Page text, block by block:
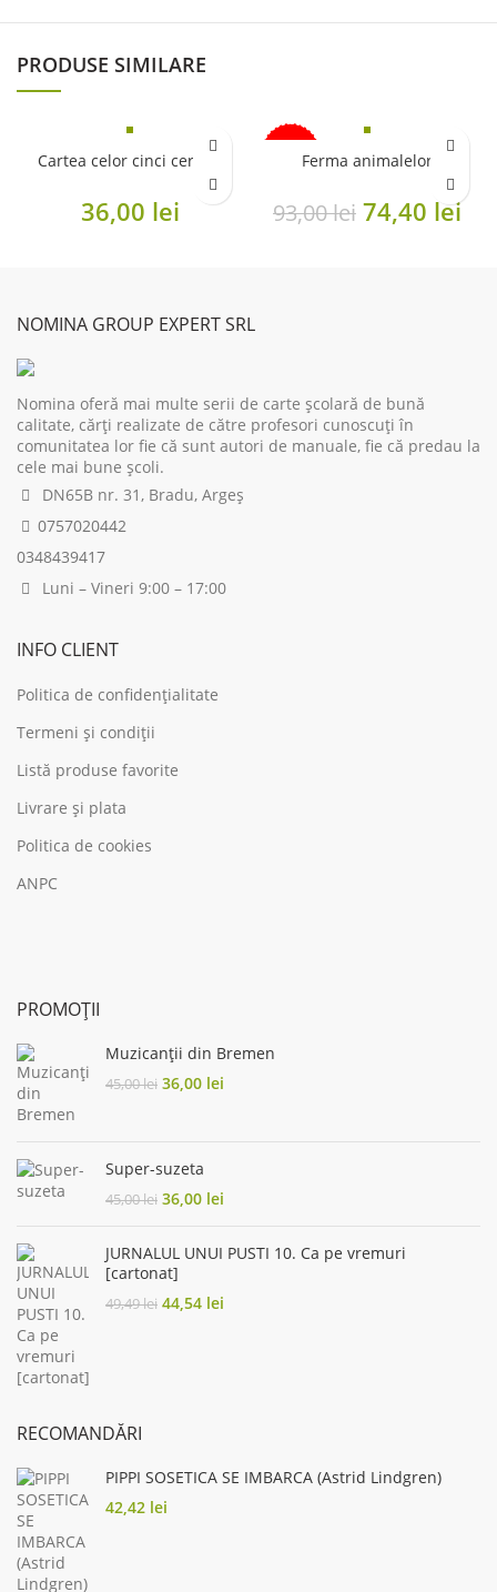
PRODUSE SIMILARE
Cartea celor cinci cercuri
36,00 lei
-20%Ferma animalelor
93,00lei Original
74,40 lei
NOMINA GROUP EXPERT SRL
Nomina oferă mai multe serii de carte școlară de bună
calitate, cărți realizate de către profesori cunoscuți în
comunitatea lor fie că sunt autori de manuale, fie că predau la
cele mai bune școli.
DN65B nr. 31, Bradu, Argeș
0757020442
0348439417
Luni – Vineri 9:00 – 17:00
INFO CLIENT
Politica de confidențialitate
Termeni și condiții
Listă produse favorite
Livrare și plata
Politica de cookies
ANPC
PROMOȚII
Muzicanții din Bremen
45,00lei Original
36,00 lei
Super-suzeta
45,00lei Original
45,00 lei.
36,00 lei
36,00 lei.
JURNALUL UNUI PUSTI 10. Ca pe vremuri
[cartonat]
49,49lei Original
44,54 lei
RECOMANDĂRI
PIPPI SOSETICA SE IMBARCA (Astrid Lindgren)
42,42 lei